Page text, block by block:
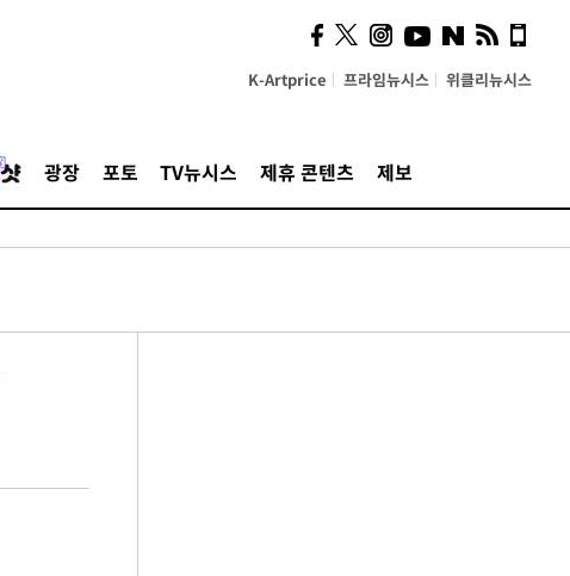
K-Artprice 프라임뉴시스 위클리뉴시스
광장 포토 TV뉴시스 제휴 콘텐츠 제보